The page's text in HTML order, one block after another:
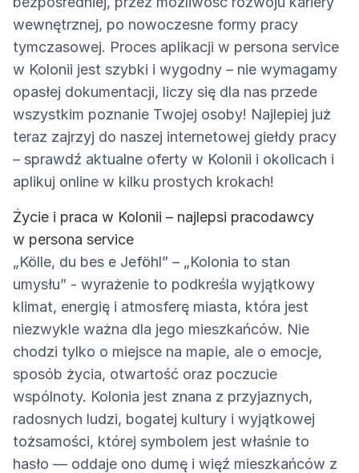
wewnętrznej, po nowoczesne formy pracy
tymczasowej. Proces aplikacji w persona service
w Kolonii jest szybki i wygodny – nie wymagamy
opasłej dokumentacji, liczy się dla nas przede
wszystkim poznanie Twojej osoby! Najlepiej już
teraz zajrzyj do naszej internetowej giełdy pracy
– sprawdź aktualne oferty w Kolonii i okolicach i
aplikuj online w kilku prostych krokach!
Życie i praca w Kolonii – najlepsi pracodawcy
w persona service
„Kölle, du bes e Jeföhl” – „Kolonia to stan
umysłu” - wyrażenie to podkreśla wyjątkowy
klimat, energię i atmosferę miasta, która jest
niezwykle ważna dla jego mieszkańców. Nie
chodzi tylko o miejsce na mapie, ale o emocje,
sposób życia, otwartość oraz poczucie
wspólnoty. Kolonia jest znana z przyjaznych,
radosnych ludzi, bogatej kultury i wyjątkowej
tożsamości, której symbolem jest właśnie to
hasło — oddaje ono dumę i więź mieszkańców z